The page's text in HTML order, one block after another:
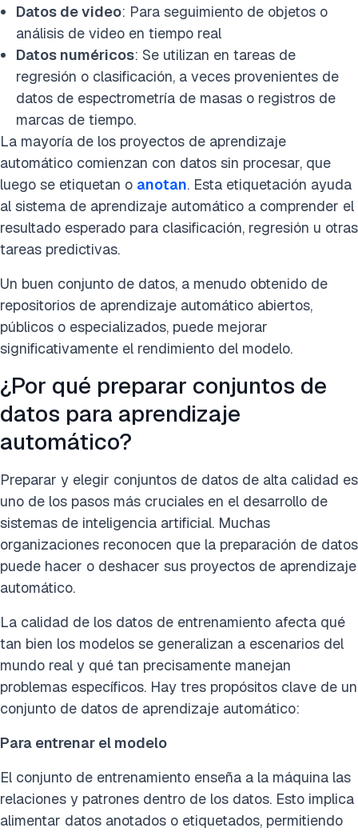
Datos de video: Para seguimiento de objetos o
análisis de video en tiempo real
Datos numéricos: Se utilizan en tareas de
regresión o clasificación, a veces provenientes de
datos de espectrometría de masas o registros de
marcas de tiempo.
La mayoría de los proyectos de aprendizaje
automático comienzan con datos sin procesar, que
luego se etiquetan o anotan. Esta etiquetación ayuda
al sistema de aprendizaje automático a comprender el
resultado esperado para clasificación, regresión u otras
tareas predictivas.
Un buen conjunto de datos, a menudo obtenido de
repositorios de aprendizaje automático abiertos,
públicos o especializados, puede mejorar
significativamente el rendimiento del modelo.
¿Por qué preparar conjuntos de
datos para aprendizaje
automático?
Preparar y elegir conjuntos de datos de alta calidad es
uno de los pasos más cruciales en el desarrollo de
sistemas de inteligencia artificial. Muchas
organizaciones reconocen que la preparación de datos
puede hacer o deshacer sus proyectos de aprendizaje
automático.
La calidad de los datos de entrenamiento afecta qué
tan bien los modelos se generalizan a escenarios del
mundo real y qué tan precisamente manejan
problemas específicos. Hay tres propósitos clave de un
conjunto de datos de aprendizaje automático:
Para entrenar el modelo
El conjunto de entrenamiento enseña a la máquina las
relaciones y patrones dentro de los datos. Esto implica
alimentar datos anotados o etiquetados, permitiendo